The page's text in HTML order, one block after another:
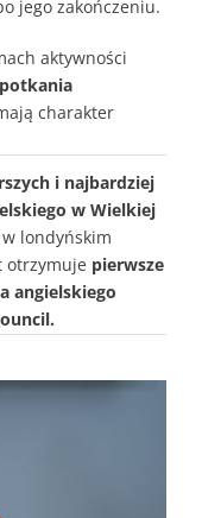
jego zakończeniu.
aktywności
charakter
i najbardziej
w Wielkiej
londyńskim
otrzymuje pierwsze
angielskiego